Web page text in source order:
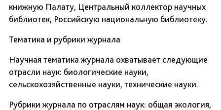
книжную Палату, Центральный коллектор научных
библиотек, Российскую национальную библиотеку.
Тематика и рубрики журнала
Научная тематика журнала охватывает следующие
отрасли наук: биологические науки,
сельскохозяйственные науки, технические науки.
Рубрики журнала по отраслям наук: общая экология,